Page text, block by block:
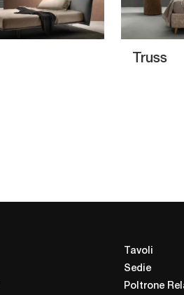
Truss
Tavoli
Sedie
Poltrone